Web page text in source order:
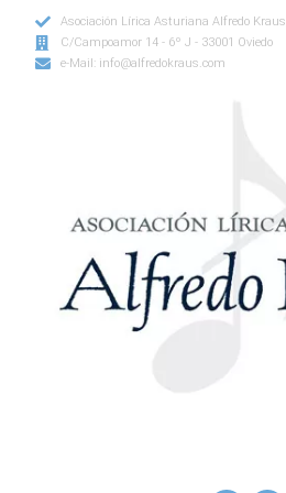
Asociación Lírica Asturiana Alfredo Kraus
C/Campoamor 14 - 6º J - 33001 Oviedo
e-Mail: info@alfredokraus.com